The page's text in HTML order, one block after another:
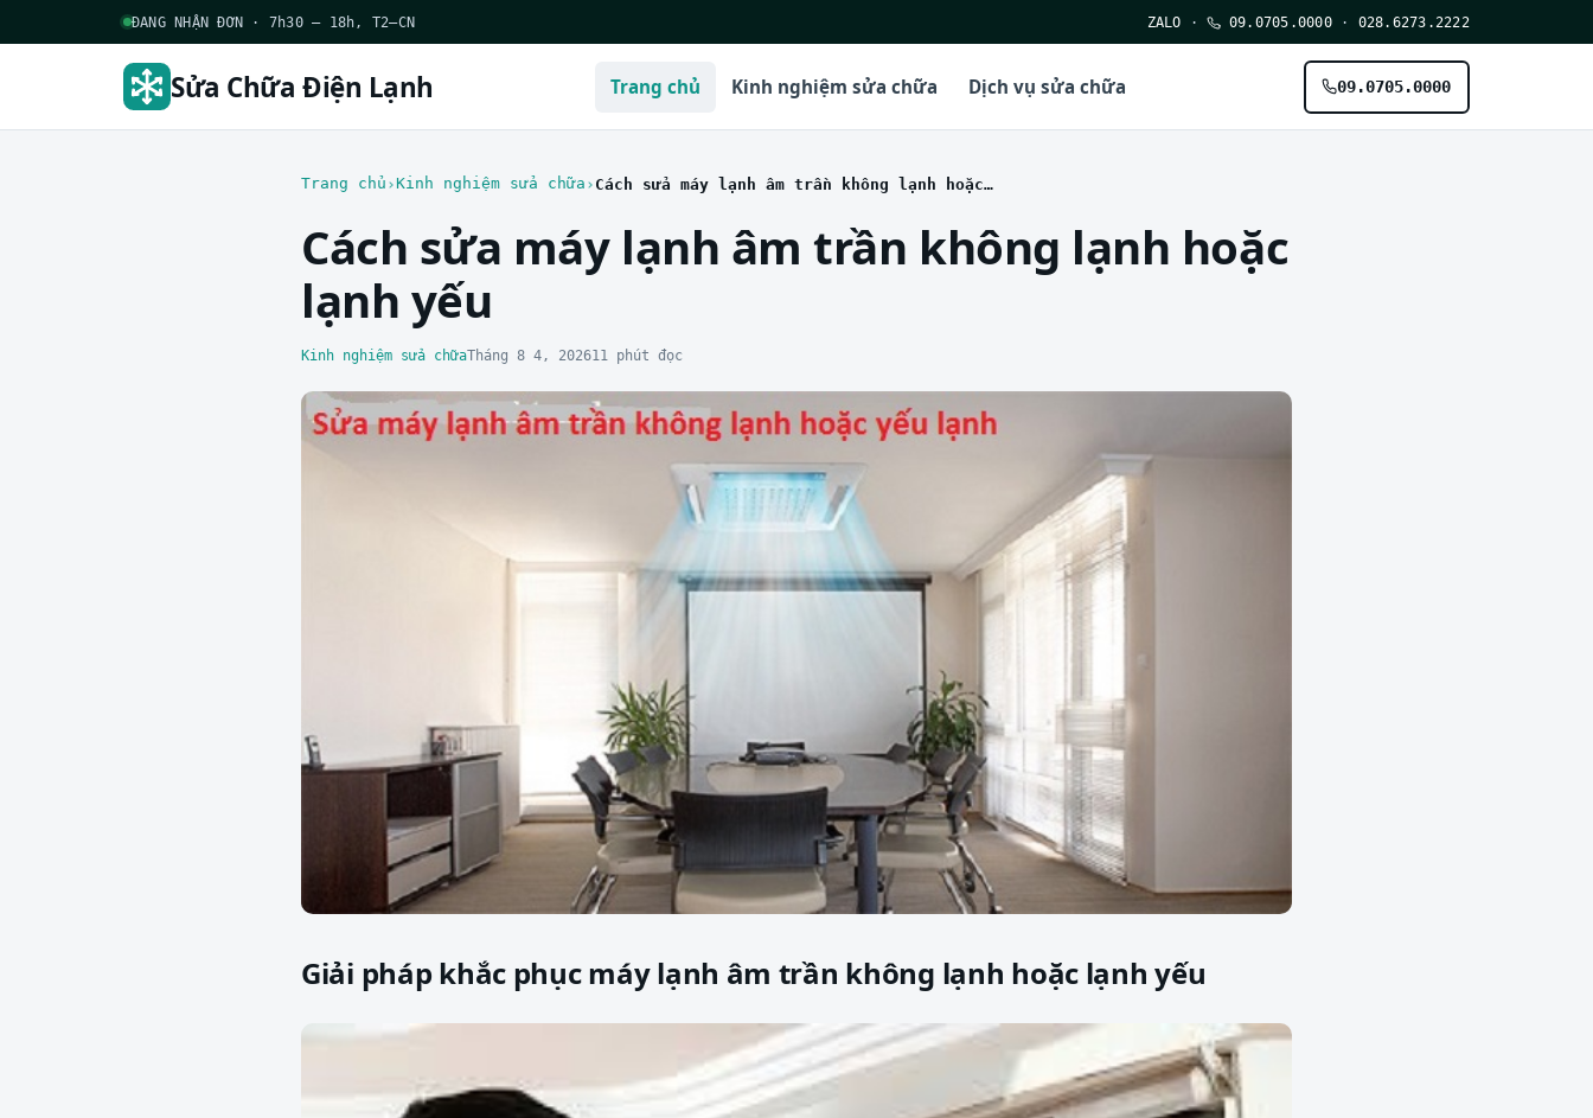
ĐANG NHẬN ĐƠN · 7h30 – 18h, T2–CN ZALO · 09.0705.0000 · 028.6273.2222
Sửa Chữa Điện Lạnh Trang chủ Kinh nghiệm sửa chữa Dịch vụ sửa chữa 09.0705.0000
Trang chủ Kinh nghiệm sửa chữa Cách sửa máy lạnh âm trần không lạnh hoặc lạnh yếu
Cách sửa máy lạnh âm trần không lạnh hoặc
lạnh yếu
Kinh nghiệm sửa chữaTháng 8 4, 202611 phút đọc
Giải pháp khắc phục máy lạnh âm trần không lạnh hoặc lạnh yếu